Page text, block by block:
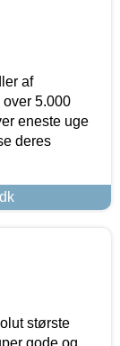
af
5.000
eneste uge
deres
største
gode og